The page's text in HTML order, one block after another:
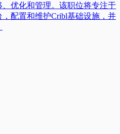
优化和管理。该职位将专注于
配置和维护Cribl基础设施，并